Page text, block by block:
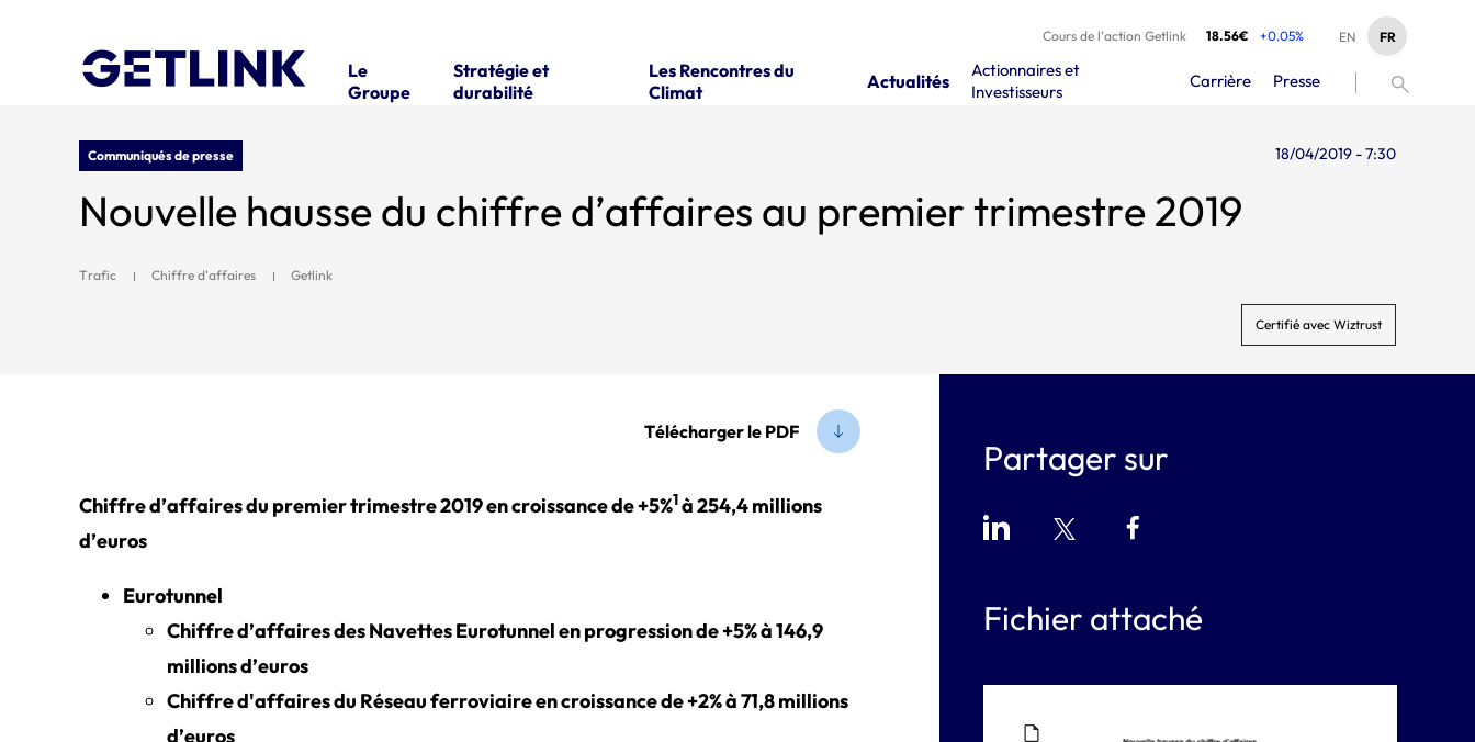
Cours de l’action Getlink 18.56€ +0.05% FR
EN
Le
Groupe
Stratégie et
durabilité
Les Rencontres du
Climat
Actualités
Actionnaires et
Investisseurs
Carrière Presse
Communiqués de presse 18/04/2019 - 7:30
Nouvelle hausse du chiffre d’affaires au premier trimestre 2019
Trafic Chiffre d'affaires Getlink
Certifié avec Wiztrust
Télécharger le PDF
Chiffre d’affaires du premier trimestre 2019 en croissance de +5%1à 254,4 millions
d’euros
Eurotunnel
Chiffre d’affaires des Navettes Eurotunnel en progression de +5% à 146,9
millions d’euros
Chiffre d'affaires du Réseau ferroviaire en croissance de +2% à 71,8 millions
d’euros
Partager sur
Fichier attaché